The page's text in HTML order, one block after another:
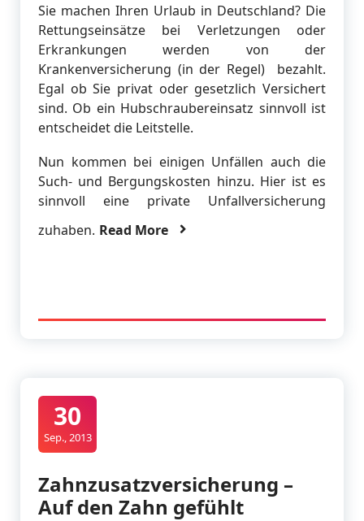
Sie machen Ihren Urlaub in Deutschland? Die
Rettungseinsätze bei Verletzungen oder
Erkrankungen werden von der
Krankenversicherung (in der Regel) bezahlt.
Egal ob Sie privat oder gesetzlich Versichert
sind. Ob ein Hubschraubereinsatz sinnvoll ist
entscheidet die Leitstelle.
Nun kommen bei einigen Unfällen auch die
Such- und Bergungskosten hinzu. Hier ist es
sinnvoll eine private Unfallversicherung
zuhaben. Read More
30
Sep., 2013
Zahnzusatzversicherung –
Auf den Zahn gefühlt